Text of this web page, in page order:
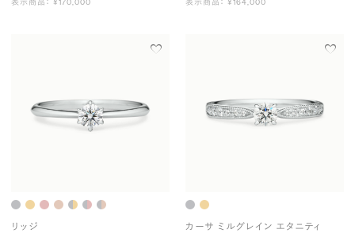
リッジ
カーサ ミルグレイン エタニティ